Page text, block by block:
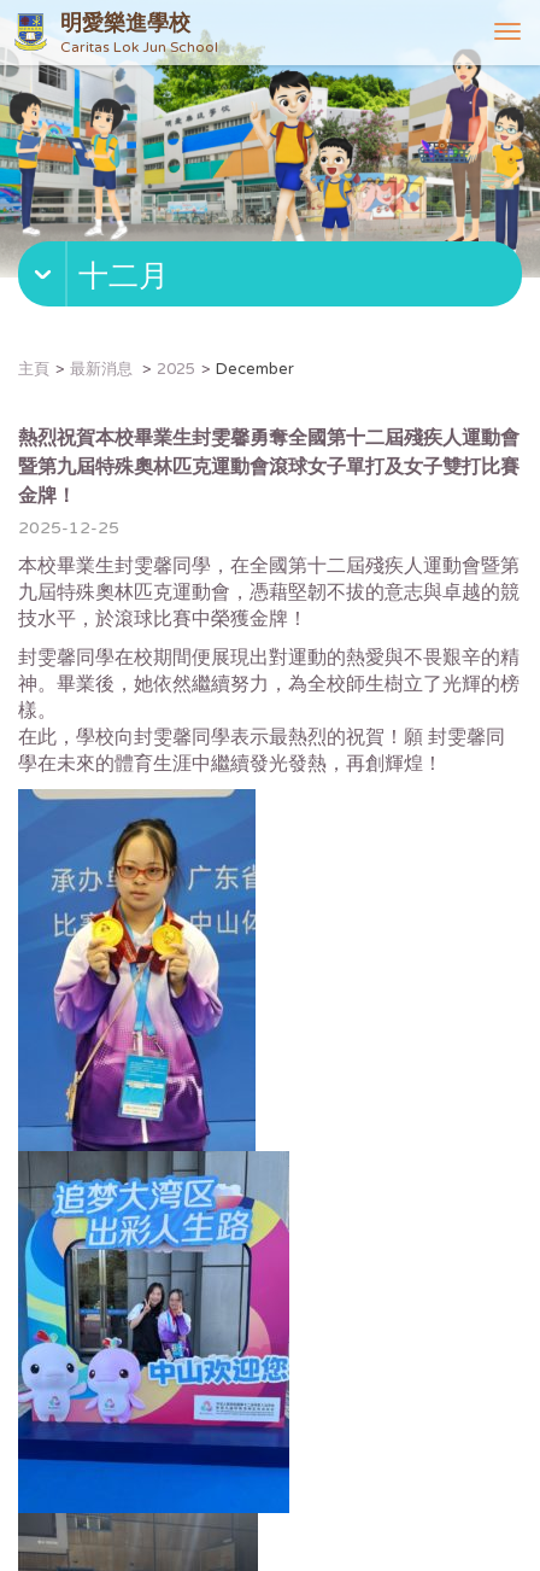
明愛樂進學校
Caritas Lok Jun School
T
o
g
g
l
e
n
v
g
n
十二月
主頁 最新消息 2025 December
熱烈祝賀本校畢業生封雯馨勇奪全國第十二屆殘疾人運動會
暨第九屆特殊奧林匹克運動會滾球女子單打及女子雙打比賽
金牌！
2025-12-25
本校畢業生封雯馨同學， 在全國第十二屆殘疾人運動會暨第
九屆特殊奧林匹克運動會， 憑藉堅韌不拔的意志與卓越的競
技水平，於滾球比賽中榮獲金牌！
封雯馨同學在校期間便展現出對運動的熱愛與不畏艱辛的精
神。 畢業後，她依然繼續努力，為全校師生樹立了光輝的榜
樣。
在此，學校向封雯馨同學表示最熱烈的祝賀！願 封雯馨同
學在未來的體育生涯中繼續發光發熱，再創輝煌！